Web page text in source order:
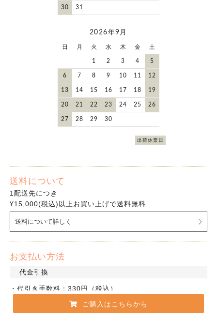
30 31
2026年9月
日 月 火 水 木 金 土
1 2 3 4 5
6 7 8 9 10 11 12
13 14 15 16 17 18 19
20 21 22 23 24 25 26
27 28 29 30
出荷休業日
送料について
1配送先につき
¥15,000(税込)以上お買い上げで送料無料
送料について詳しく
お支払い方法
代金引換
・代引き手数料：330円（税込）
クレジットカード ご購入はこちらから